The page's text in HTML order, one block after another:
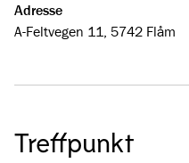
Adresse
A-Feltvegen 11, 5742 Flåm
Treffpunkt